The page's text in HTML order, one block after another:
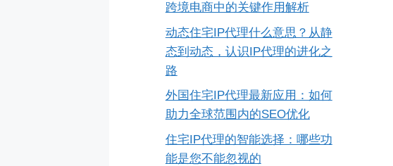
跨境电商中的关键作用解析
动态住宅IP代理什么意思？从静
态到动态，认识IP代理的进化之
路
外国住宅IP代理最新应用：如何
助力全球范围内的SEO优化
住宅IP代理的智能选择：哪些功
能是您不能忽视的